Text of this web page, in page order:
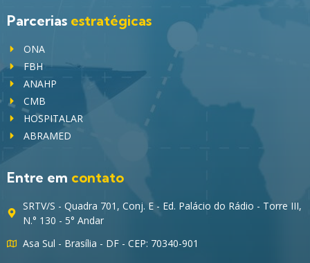
Parcerias estratégicas
ONA
FBH
ANAHP
CMB
HOSPITALAR
ABRAMED
Entre em contato
SRTV/S - Quadra 701, Conj. E - Ed. Palácio do Rádio - Torre III,
N.° 130 - 5° Andar
Asa Sul - Brasília - DF - CEP: 70340-901